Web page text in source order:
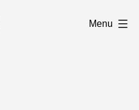
Menu